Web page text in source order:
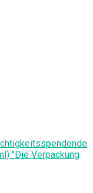
"Die Verpackung